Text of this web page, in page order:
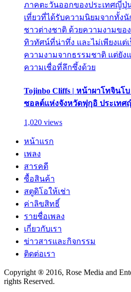
ภาคตะวันออกของประเทศญี่ปุ่
เที่ยวที่ได้รับความนิยมจากทั้ง
ชาวต่างชาติ ด้วยความงามขอ
ทิวทัศน์ที่น่าทึ่ง และไม่เพียงแต่
ความงามจากธรรมชาติ แต่ยัง
ความเชื่อที่ลึกซึ้งด้วย
Tojinbo Cliffs | หน้าผาโทจินโ
ซอลต์แห่งจังหวัดฟุกุอิ ประเทศ
1,020 views
หน้าแรก
เพลง
สารคดี
ซื้อสินค้า
สตูดิโอให้เช่า
ค่าลิขสิทธิ์
รายชื่อเพลง
เกี่ยวกับเรา
ข่าวสารและกิจกรรม
ติดต่อเรา
Copyright ® 2016, Rose Media and
rights Reserved.